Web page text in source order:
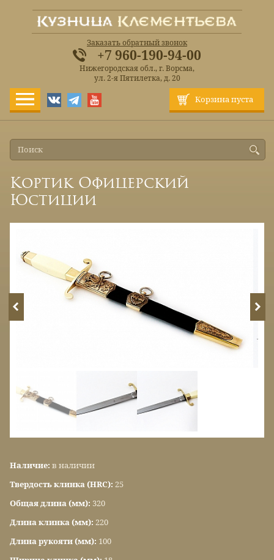
Корзина пуста
Заказать обратный звонок
+7 960-190-94-00
Нижегородская обл., г. Ворсма,
ул. 2-я Пятилетка, д. 20
Кортик Офицерский
Юстиции
Наличие: в наличии
Твердость клинка (HRC): 25
Общая длина (мм): 320
Длина клинка (мм): 220
Длина рукояти (мм): 100